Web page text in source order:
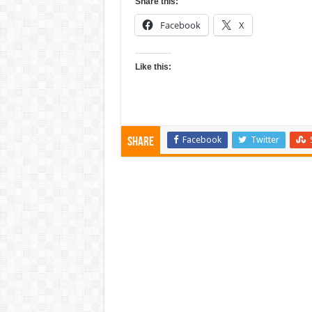
Facebook X
Like this:
Share Facebook Twitter